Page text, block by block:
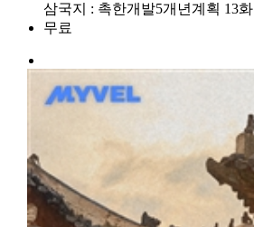
삼국지 : 촉한개발5개년계획 13화
무료